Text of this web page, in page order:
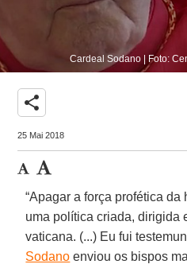
Cardeal Sodano | Foto:
share
25 Mai 2018
“Apagar a força profética
uma política criada, dirigida
vaticana. (...) Eu fui
Sodano enviou os bispos